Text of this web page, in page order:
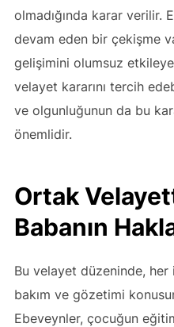
olmadığında karar verilir.
devam eden bir çekişme
gelişimini olumsuz
velayet kararını tercih
ve olgunluğunun da bu
önemlidir.
Ortak
Babanın
Bu velayet düzeninde,
bakım ve gözetimi
Ebeveynler, çocuğun